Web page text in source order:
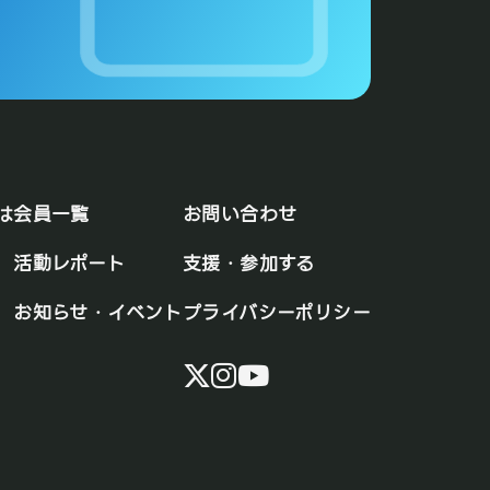
会員一覧
活動レポート
お知らせ・イベント
お問い合わせ
支援・参加する
プライバシーポリシー